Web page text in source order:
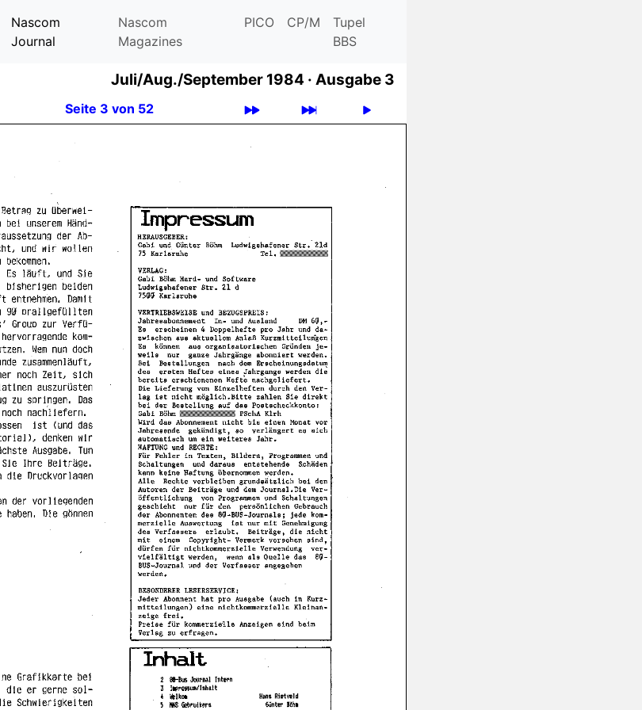
Nascom
Journal
Nascom
Magazines
PICO CP/M
Tupel
BBS
Juli/Aug./September 1984 · Ausgabe 3
Seite 3 von 52